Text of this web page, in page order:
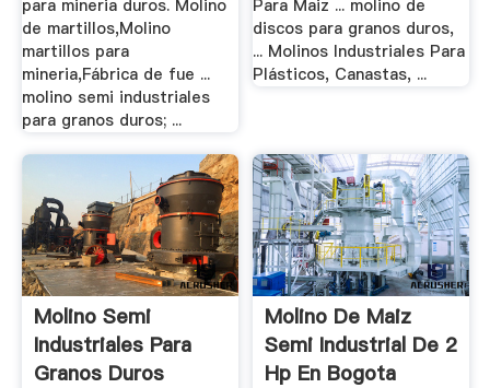
para mineria duros. Molino
de martillos,Molino
martillos para
mineria,Fábrica de fue ...
molino semi industriales
para granos duros; ...
Para Maiz ... molino de
discos para granos duros,
... Molinos Industriales Para
Plásticos, Canastas, ...
Molino Semi
Industriales Para
Granos Duros
Molino De Maiz
Semi Industrial De 2
Hp En Bogota